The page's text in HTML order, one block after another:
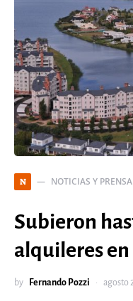
N NOTICIAS Y PRENSA
Subieron
alquileres
by Fernando Pozzi agosto